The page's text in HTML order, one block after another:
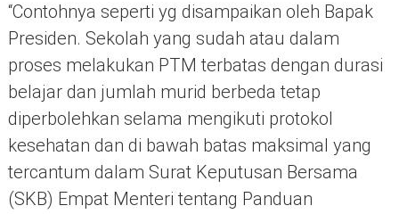
“Contohnya seperti yg disampaikan oleh Bapak
Presiden. Sekolah yang sudah atau dalam
proses melakukan PTM terbatas dengan durasi
belajar dan jumlah murid berbeda tetap
diperbolehkan selama mengikuti protokol
kesehatan dan di bawah batas maksimal yang
tercantum dalam Surat Keputusan Bersama
(SKB) Empat Menteri tentang Panduan